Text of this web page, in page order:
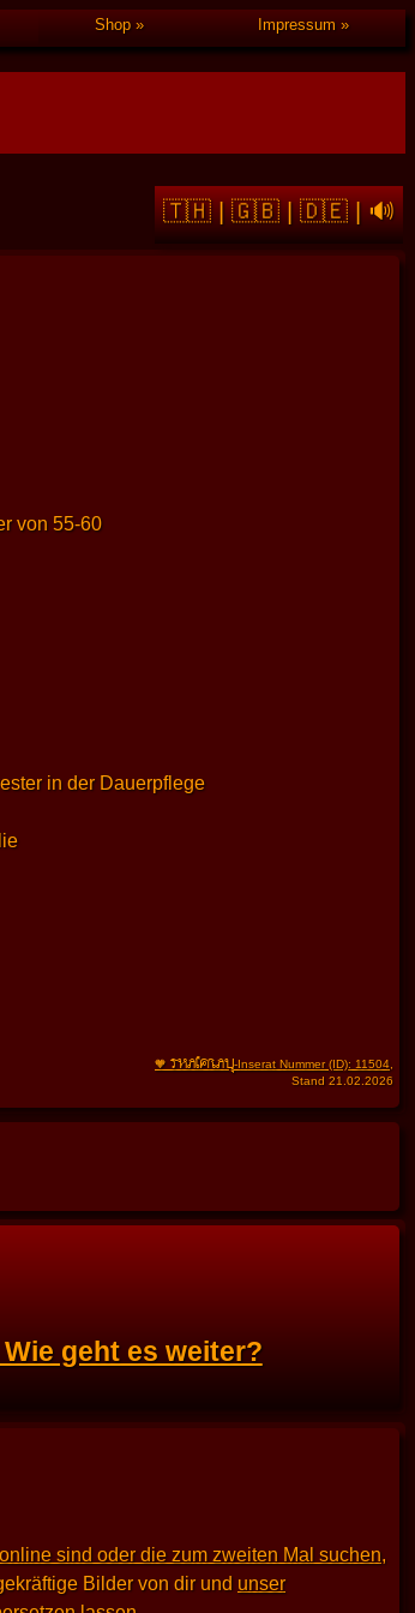
Shop Impressum
🇹🇭|🇬🇧|🇩🇪|🔊
von 55-60
in der Dauerpflege
🧡 THAIFRAU-Inserat Nummer (ID): 11504,
Stand 21.02.2026
geht es weiter?
sind oder die zum zweiten Mal suchen,
Bilder von dir und unser